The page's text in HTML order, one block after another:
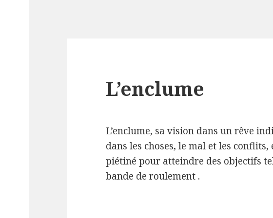
L’enclume
L’enclume, sa vision dans un rêve
dans les choses, le mal et les
piétiné pour atteindre des objectifs
bande de roulement .